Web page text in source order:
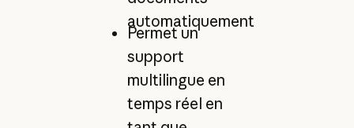
automatiquement
Permet un
support
multilingue en
temps réel en